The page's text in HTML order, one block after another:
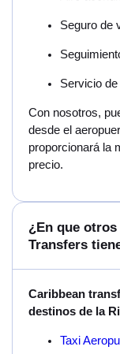
Seguro de
Servicio
Con nosotros,
desde el
proporcionará la
precio.
¿En que
Transfers
Caribbean
destinos de la
Taxi